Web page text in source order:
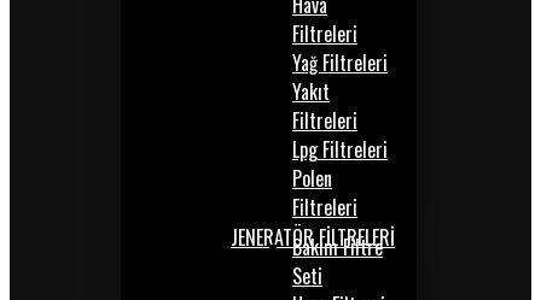
Filtreleri
Yağ Filtreleri
Yakıt
Filtreleri
Lpg Filtreleri
Polen
Filtreleri
JENERATÖR FİLTRELERİ
Bakım Filtre
Seti